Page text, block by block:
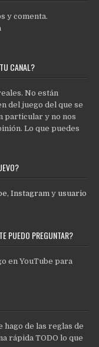
y comenta.
CANAL?
No están
del juego del que se
particular y no nos
Lo que puedes
,Instagram y usuario
PUEDO PREGUNTAR?
en YouTube para
de las reglas de
rápida TODO lo que